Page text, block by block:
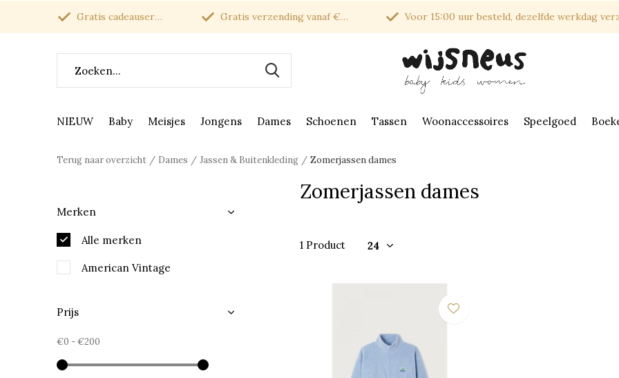
NIEUW Baby Meisjes Jongens Dames Schoenen Tassen Woonaccessoires Speelgoed
Gratis cadeauservice Gratis verzending vanaf €150* Voor 15:00 uur besteld, dezelfde werkdag
Terug naar overzicht Dames Jassen & Buitenkleding Zomerjassen dames
Zomerjassen dames
1 Product
Merken
Alle merken
American Vintage
Prijs
€0 -€200